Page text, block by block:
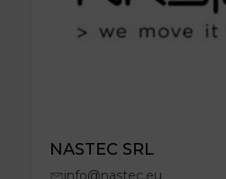
NASTEC SRL
info@nastec.eu